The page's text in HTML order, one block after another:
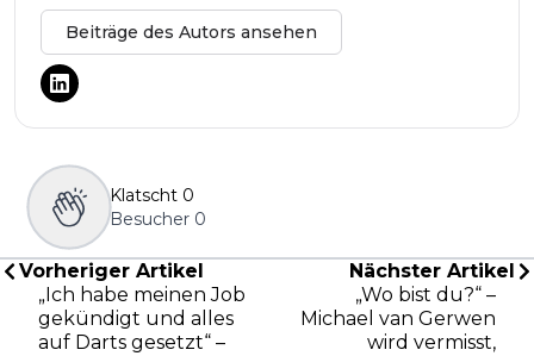
Beiträge des Autors ansehen
Klatscht 0
Besucher 0
Vorheriger Artikel
„Ich habe meinen Job
gekündigt und alles
auf Darts gesetzt“ –
Nächster Artikel
„Wo bist du?“ –
Michael van Gerwen
wird vermisst,